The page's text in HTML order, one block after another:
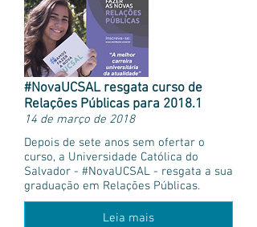
#NovaUCSAL resgata curso de
Relações Públicas para 2018.1
14 de março de 2018
Depois de sete anos sem ofertar o
curso, a Universidade Católica do
Salvador - #NovaUCSAL - resgata a sua
graduação em Relações Públicas.
Leia mais